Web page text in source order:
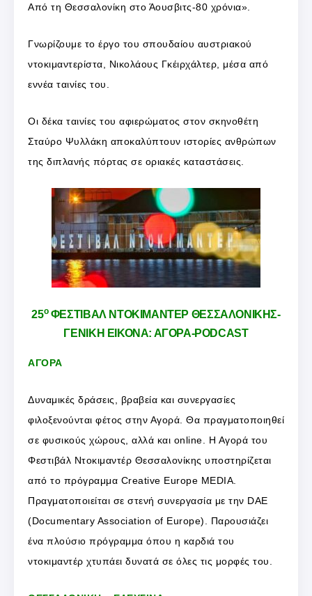
Από τη Θεσσαλονίκη στο Άουσβιτς-80 χρόνια».
Γνωρίζουμε το έργο του σπουδαίου αυστριακού
ντοκιμαντερίστα, Νικολάους Γκέιρχάλτερ, μέσα από
εννέα ταινίες του.
Οι δέκα ταινίες του αφιερώματος στον σκηνοθέτη
Σταύρο Ψυλλάκη αποκαλύπτουν ιστορίες ανθρώπων
της διπλανής πόρτας σε οριακές καταστάσεις.
25οΦΕΣΤΙΒΑΛ ΝΤΟΚΙΜΑΝΤΕΡ ΘΕΣΣΑΛΟΝΙΚΗΣ-
ΓΕΝΙΚΗ ΕΙΚΟΝΑ: ΑΓΟΡΑ-PODCAST
ΑΓΟΡΑ
Δυναμικές δράσεις, βραβεία και συνεργασίες
φιλοξενούνται φέτος στην Αγορά. Θα πραγματοποιηθεί
σε φυσικούς χώρους, αλλά και online. Η Αγορά του
Φεστιβάλ Ντοκιμαντέρ Θεσσαλονίκης υποστηρίζεται
από το πρόγραμμα Creative Europe MEDIA.
Πραγματοποιείται σε στενή συνεργασία με την DAE
(Documentary Association of Europe). Παρουσιάζει
ένα πλούσιο πρόγραμμα όπου η καρδιά του
ντοκιμαντέρ χτυπάει δυνατά σε όλες τις μορφές του.